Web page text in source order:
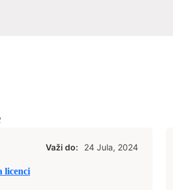
Važi do: 24 Jula, 2024
licenci